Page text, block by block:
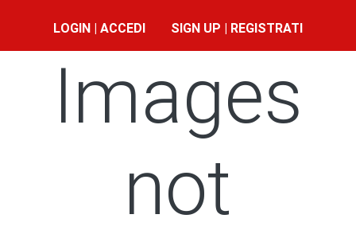
LOGIN | ACCEDI SIGN UP | REGISTRATI
Images
not